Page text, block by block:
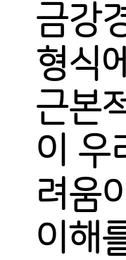
금강
형식
근본
이 우
려움
이해